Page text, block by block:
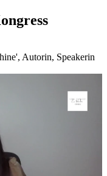
Autorin, Speakerin